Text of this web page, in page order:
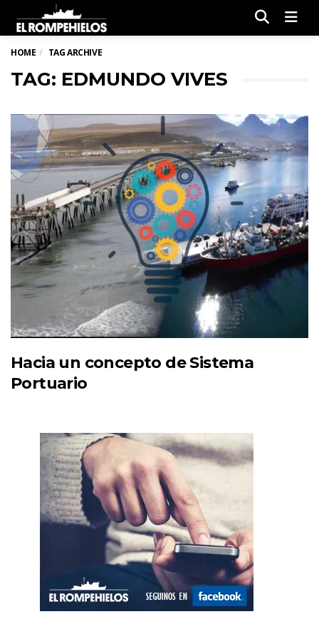
HOME TAG ARCHIVE
TAG: EDMUNDO VIVES
Hacia un concepto de Sistema
Portuario